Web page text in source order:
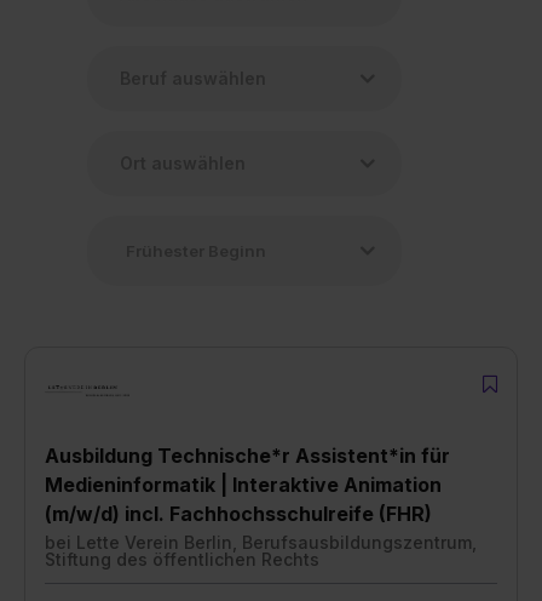
Ausbildung Technische*r Assistent*in für
Medieninformatik | Interaktive Animation
(m/w/d) incl. Fachhochsschulreife (FHR)
bei Lette Verein Berlin, Berufsausbildungszentrum,
Stiftung des öffentlichen Rechts